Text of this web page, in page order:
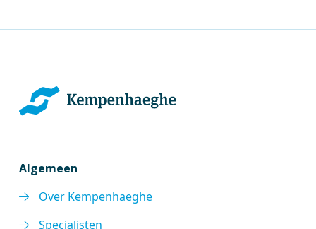
Algemeen
Over Kempenhaeghe
Specialisten